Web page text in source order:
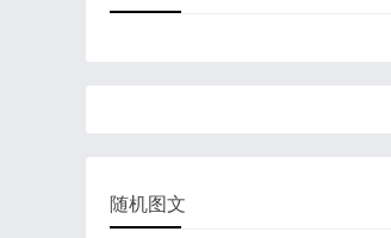
随机图文